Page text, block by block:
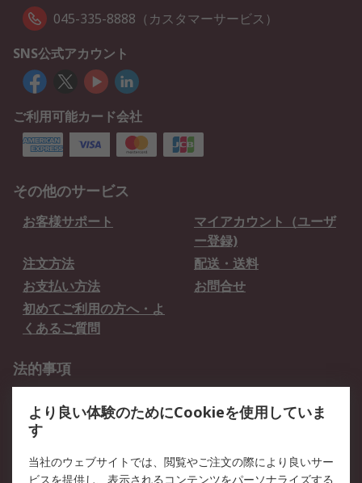
045-335-8888（カスタマーサービス）
SNS公式アカウント
ご利用可能カード会社
その他のサービス
お客様サポート
マイアカウント（ユーザ
ー登録)
注文方法
配送・送料
お支払い方法
お問合せ
初めてご利用の方へ・よ
くあるご質問
法的事項
クッキーポリシー
RSについて
より良い体験のためにCookieを使用していま
す
当社のウェブサイトでは、閲覧やご注文の際により良いサー
ビスを提供し、表示されるコンテンツをパーソナライズする